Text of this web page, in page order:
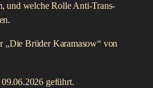
und welche Rolle Anti-Trans-
„Die Brüder Karamasow“ von
geführt.